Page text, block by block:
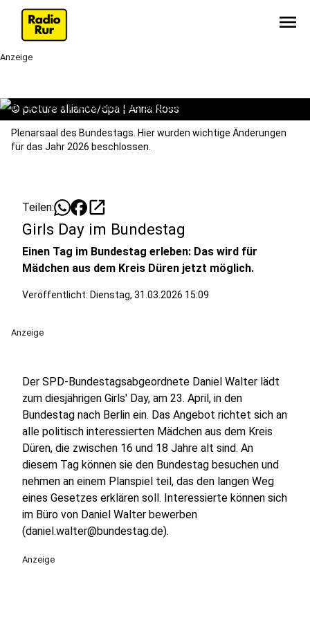
menu
Anzeige
© picture alliance/dpa | Anna Ross
Plenarsaal des Bundestags. Hier wurden wichtige Änderungen
für das Jahr 2026 beschlossen.
Teilen: open_in_new
Girls Day im Bundestag
Einen Tag im Bundestag erleben: Das wird für
Mädchen aus dem Kreis Düren jetzt möglich.
Veröffentlicht: Dienstag, 31.03.2026 15:09
Anzeige
Der SPD-Bundestagsabgeordnete Daniel Walter lädt
zum diesjährigen Girls' Day, am 23. April, in den
Bundestag nach Berlin ein. Das Angebot richtet sich an
alle politisch interessierten Mädchen aus dem Kreis
Düren, die zwischen 16 und 18 Jahre alt sind. An
diesem Tag können sie den Bundestag besuchen und
nehmen an einem Planspiel teil, das den langen Weg
eines Gesetzes erklären soll. Interessierte können sich
im Büro von Daniel Walter bewerben
(daniel.walter@bundestag.de).
Anzeige